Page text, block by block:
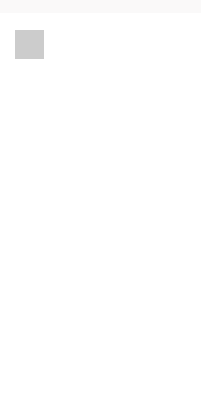
Tiers - auch auf den
ist nicht jeder
ein gutes
Fuchse